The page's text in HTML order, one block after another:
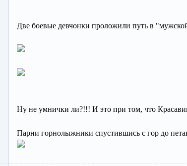
Две боевые девчонки проложили путь в
Ну не умнички ли?!!! И это при том, что
Парни горнолыжники спустившись с гор до